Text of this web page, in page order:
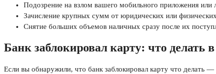
Подозрение на взлом вашего мобильного приложения или
Зачисление крупных сумм от юридических или
Снятие больших объемов наличных сразу после их
Банк заблокировал карту: что делать
Если вы обнаружили, что банк заблокировал карту что делать